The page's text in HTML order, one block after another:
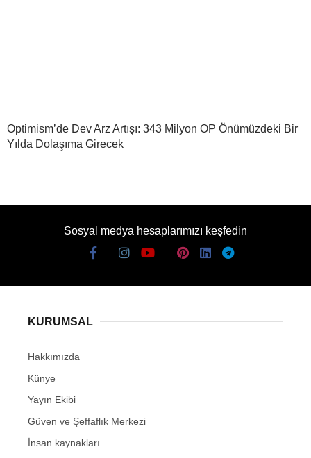
Optimism’de Dev Arz Artışı: 343 Milyon OP Önümüzdeki Bir
Yılda Dolaşıma Girecek
Sosyal medya hesaplarımızı keşfedin
KURUMSAL
Hakkımızda
Künye
Yayın Ekibi
Güven ve Şeffaflık Merkezi
İnsan kaynakları